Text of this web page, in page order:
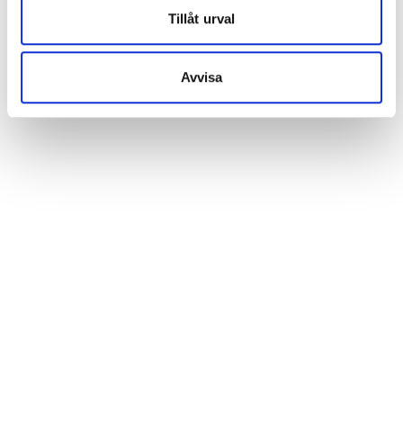
Tillåt urval
Avvisa